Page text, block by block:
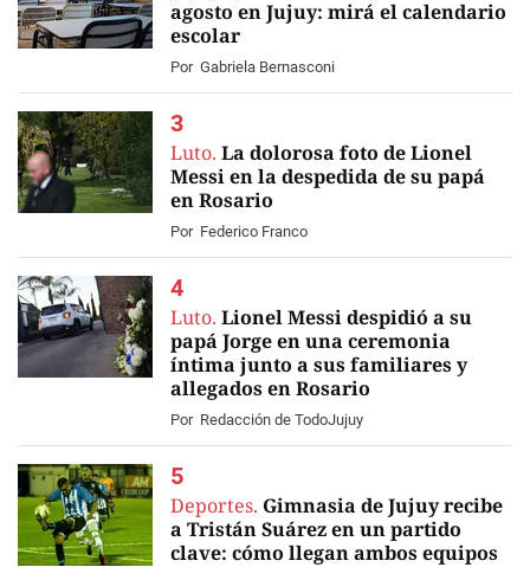
agosto en Jujuy: mirá el calendario
escolar
Por Gabriela Bernasconi
Luto. La dolorosa foto de Lionel
Messi en la despedida de su papá
en Rosario
Por Federico Franco
Luto. Lionel Messi despidió a su
papá Jorge en una ceremonia
íntima junto a sus familiares y
allegados en Rosario
Por Redacción de TodoJujuy
Deportes. Gimnasia de Jujuy recibe
a Tristán Suárez en un partido
clave: cómo llegan ambos equipos